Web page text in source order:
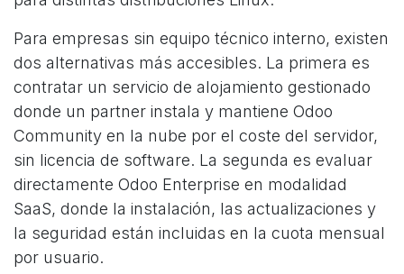
Para empresas sin equipo técnico interno, existen
dos alternativas más accesibles. La primera es
contratar un servicio de alojamiento gestionado
donde un partner instala y mantiene Odoo
Community en la nube por el coste del servidor,
sin licencia de software. La segunda es evaluar
directamente Odoo Enterprise en modalidad
SaaS, donde la instalación, las actualizaciones y
la seguridad están incluidas en la cuota mensual
por usuario.